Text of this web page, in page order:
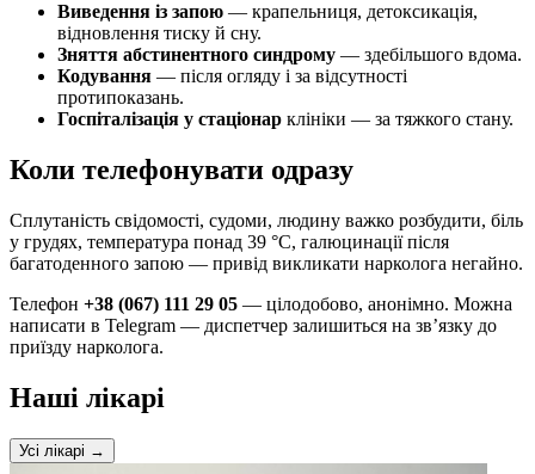
Виведення із запою — крапельниця, детоксикація,
відновлення тиску й сну.
Зняття абстинентного синдрому — здебільшого вдома.
Кодування — після огляду і за відсутності
протипоказань.
Госпіталізація у стаціонар клініки — за тяжкого стану.
Коли телефонувати одразу
Сплутаність свідомості, судоми, людину важко розбудити, біль
у грудях, температура понад 39 °C, галюцинації після
багатоденного запою — привід викликати нарколога негайно.
Телефон +38 (067) 111 29 05 — цілодобово, анонімно. Можна
написати в Telegram — диспетчер залишиться на зв’язку до
приїзду нарколога.
Наші лікарі
Усі лікарі →